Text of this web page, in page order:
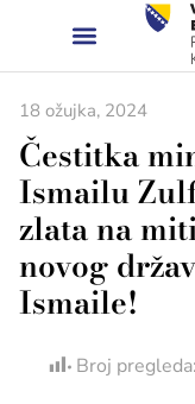
18 ožujka, 2024
Čestitka
Ismailu
zlata na
novog
Ismaile!
Broj pregleda: